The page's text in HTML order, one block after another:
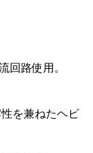
回路使用。
を兼ねたヘビ